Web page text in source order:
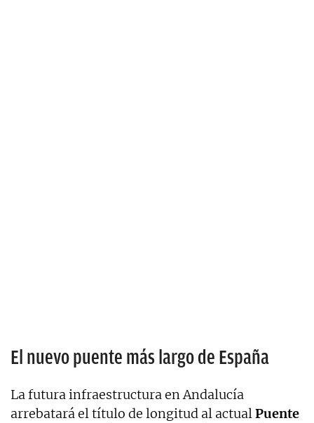
El nuevo puente más largo de España
La futura infraestructura en Andalucía
arrebatará el título de longitud al actualPuente